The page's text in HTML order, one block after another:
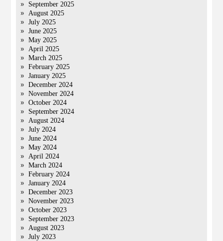
September 2025
August 2025
July 2025
June 2025
May 2025
April 2025
March 2025
February 2025
January 2025
December 2024
November 2024
October 2024
September 2024
August 2024
July 2024
June 2024
May 2024
April 2024
March 2024
February 2024
January 2024
December 2023
November 2023
October 2023
September 2023
August 2023
July 2023